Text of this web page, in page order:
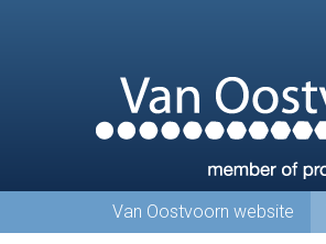
Van Oostvoorn website